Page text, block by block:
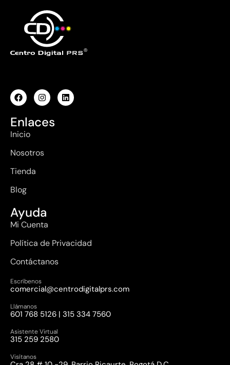
Enlaces
Inicio
Nosotros
Tienda
Blog
Ayuda
Mi Cuenta
Política de Privacidad
Contáctanos
Escríbenos
comercial@centrodigitalprs.com
Llámanos
601 768 5126 | 315 334 7560
Asistente Virtual
315 259 2580
Visítanos